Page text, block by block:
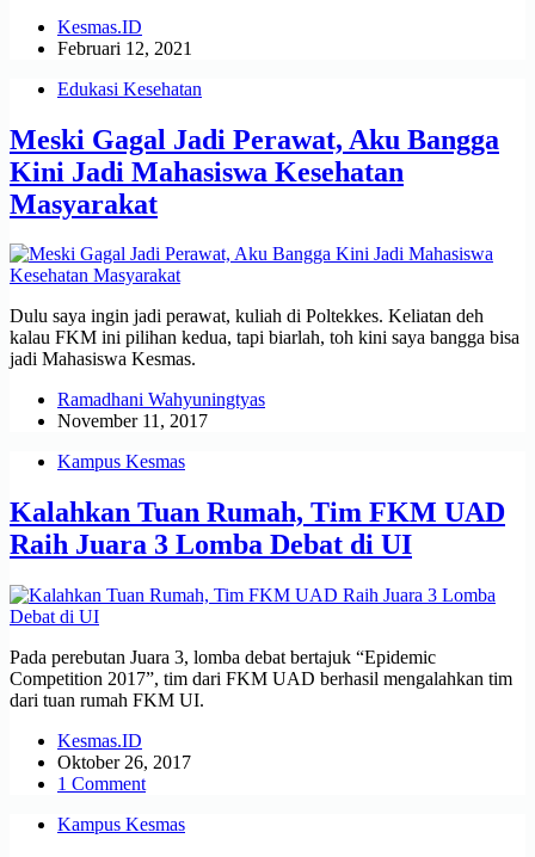
Kesmas.ID
Februari 12, 2021
Edukasi Kesehatan
Meski Gagal Jadi Perawat, Aku Bangga
Kini Jadi Mahasiswa Kesehatan
Masyarakat
Dulu saya ingin jadi perawat, kuliah di Poltekkes. Keliatan deh
kalau FKM ini pilihan kedua, tapi biarlah, toh kini saya bangga bisa
jadi Mahasiswa Kesmas.
Ramadhani Wahyuningtyas
November 11, 2017
Kampus Kesmas
Kalahkan Tuan Rumah, Tim FKM UAD
Raih Juara 3 Lomba Debat di UI
Pada perebutan Juara 3, lomba debat bertajuk “Epidemic
Competition 2017”, tim dari FKM UAD berhasil mengalahkan tim
dari tuan rumah FKM UI.
Kesmas.ID
Oktober 26, 2017
1 Comment
Kampus Kesmas